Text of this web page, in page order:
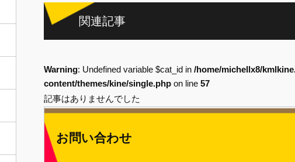
関連記事
Warning: Undefined variable $cat_id in /home/michellx8/
content/themes/kine/single.php on line 57
記事はありませんでした
お問い合わせ